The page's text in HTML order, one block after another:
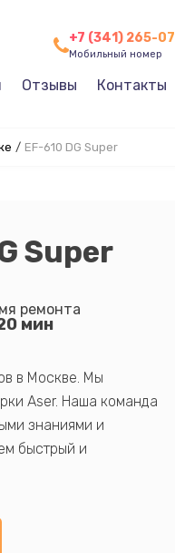
+7 (341) 265-
Мобильный номер
Отзывы Контакты
/ EF-610 DG Super
Super
ремонта
мин
в Москве. Мы
Aser. Наша команда
знаниями и
быстрый и
компонентов, а также
удовлетворяя их
на ремонт уже